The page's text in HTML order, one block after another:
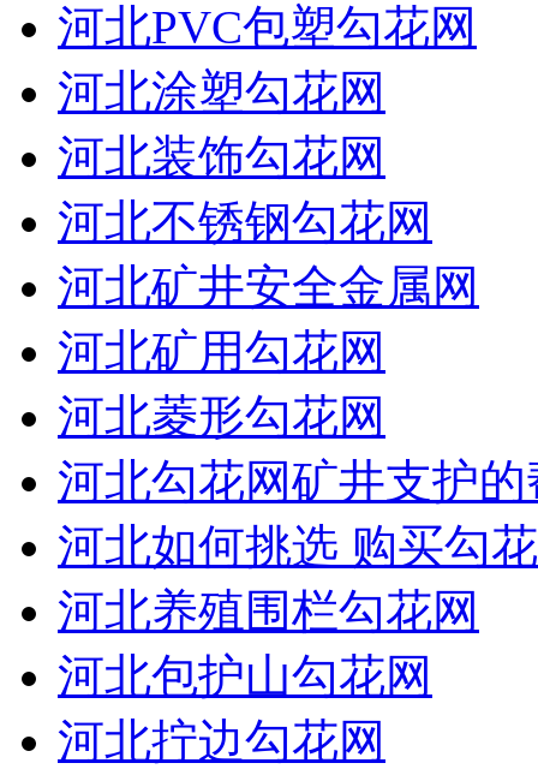
河北PVC包塑勾花网
河北涂塑勾花网
河北装饰勾花网
河北不锈钢勾花网
河北矿井安全金属网
河北矿用勾花网
河北菱形勾花网
河北勾花网矿井支护的
河北如何挑选 购买勾
河北养殖围栏勾花网
河北包护山勾花网
河北拧边勾花网